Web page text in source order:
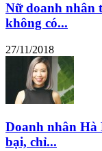
Nữ doanh nhân
không có...
27/11/2018
Doanh nhân
bại, chỉ...